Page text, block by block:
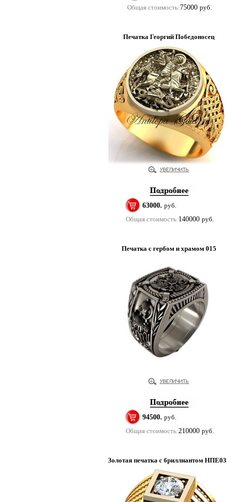
Общая стоимость:75000руб.
Печатка Георгий Победоносец
63000. руб.
Общая стоимость:140000 руб.
Печатка с гербом и храмом 015
94500. руб.
Общая стоимость:210000 руб.
Золотая печатка с бриллиантом